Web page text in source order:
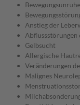
Bewegungsunruhe
Anstieg der
Abflussstörungen
Gelbsucht
Allergische
Veränderungen
Malignes